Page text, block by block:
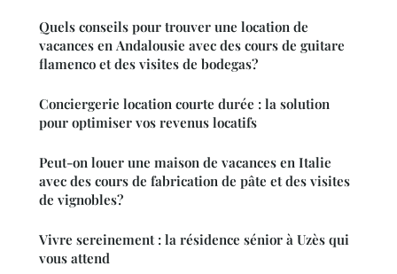
Quels conseils pour trouver une location de
vacances en Andalousie avec des cours de guitare
flamenco et des visites de bodegas?
Conciergerie location courte durée : la solution
pour optimiser vos revenus locatifs
Peut-on louer une maison de vacances en Italie
avec des cours de fabrication de pâte et des visites
de vignobles?
Vivre sereinement : la résidence sénior à Uzès qui
vous attend